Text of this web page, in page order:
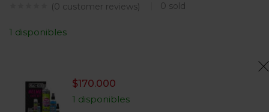
(0 customer reviews) 0 sold
1 disponibles
$170.000
1 disponibles